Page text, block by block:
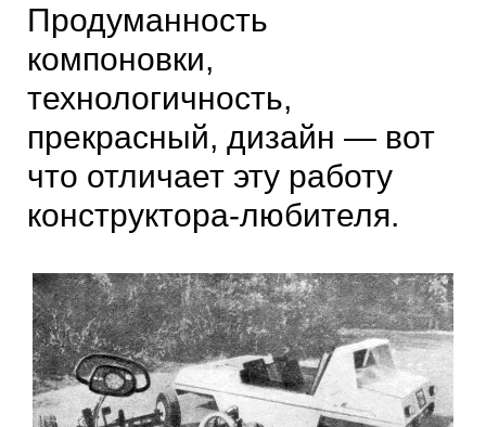
Продуманность
компоновки,
технологичность,
прекрасный, дизайн — вот
что отличает эту работу
конструктора-любителя.